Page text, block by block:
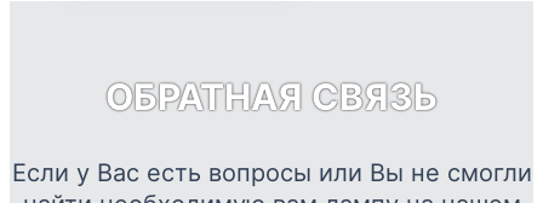
товара.
ОБРАТНАЯ СВЯЗЬ
Если у Вас есть вопросы или Вы не смогли